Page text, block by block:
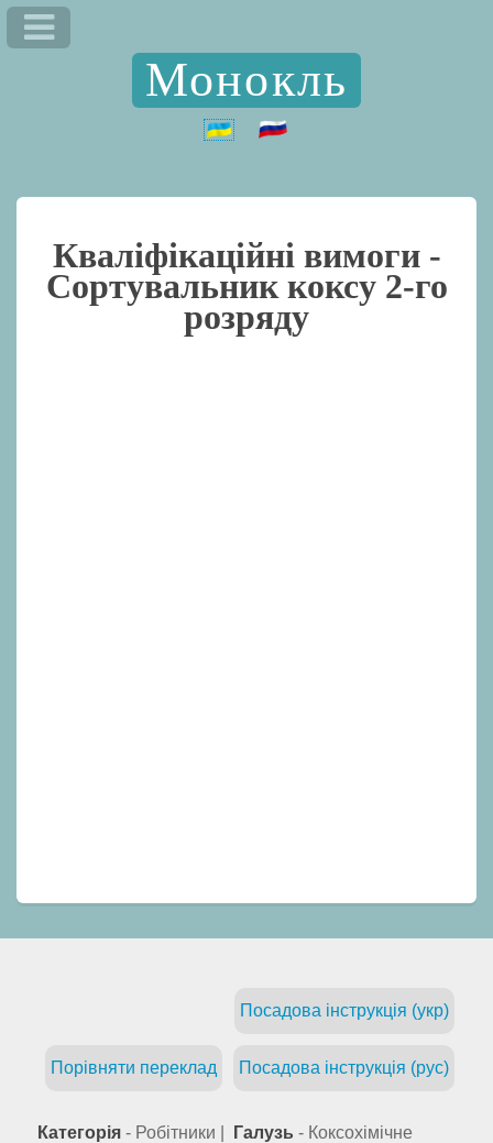
Монокль
Кваліфікаційні вимоги -
Сортувальник коксу 2-го
розряду
Посадова інструкція (укр)
Посадова інструкція (рус)
Порівняти переклад
Категорія - Робітники | Галузь - Коксохімічне